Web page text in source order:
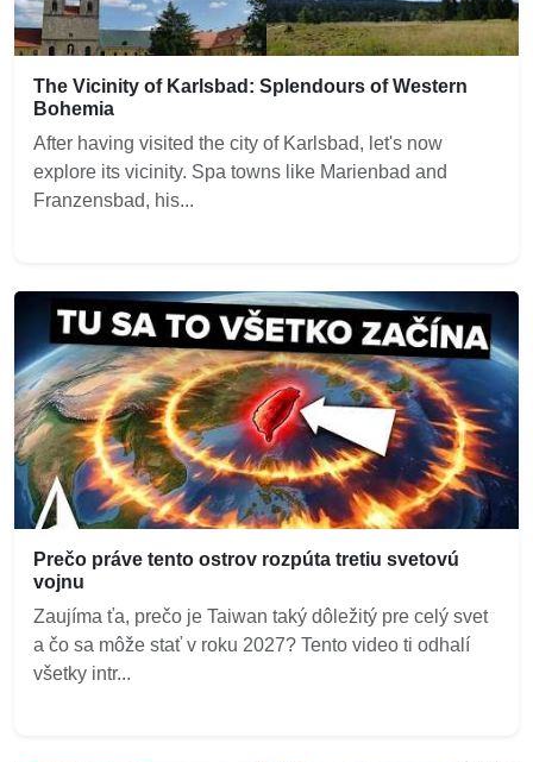
The Vicinity of Karlsbad: Splendours of Western
Bohemia
After having visited the city of Karlsbad, let's now
explore its vicinity. Spa towns like Marienbad and
Franzensbad, his...
Prečo práve tento ostrov rozpúta tretiu svetovú
vojnu
Zaujíma ťa, prečo je Taiwan taký dôležitý pre celý svet
a čo sa môže stať v roku 2027? Tento video ti odhalí
všetky intr...